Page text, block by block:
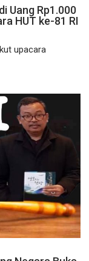
Uang Rp1.000
HUT ke-81 RI
upacara